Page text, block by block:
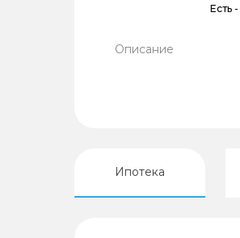
Есть -
Описание
Ипотека